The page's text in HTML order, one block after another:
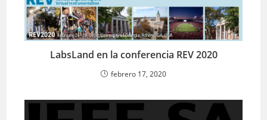
LabsLand en la conferencia REV 2020
febrero 17, 2020